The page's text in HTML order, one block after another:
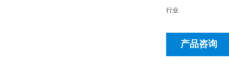
行业
产品咨询